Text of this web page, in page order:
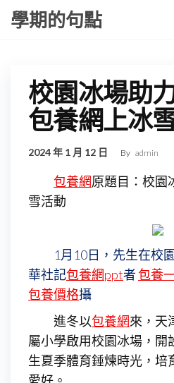
Skip學期的句點
校園冰場助
包養網上冰
2024 年 1 月 12 日 By admin
包養網原題目：校園
雪活動
1月10日，先生在校
華社記包養網ppt者包養
包養價格攝
進冬以包養網來，天
屬小學啟用校園冰場，開
生夏季體育錘煉時光，培